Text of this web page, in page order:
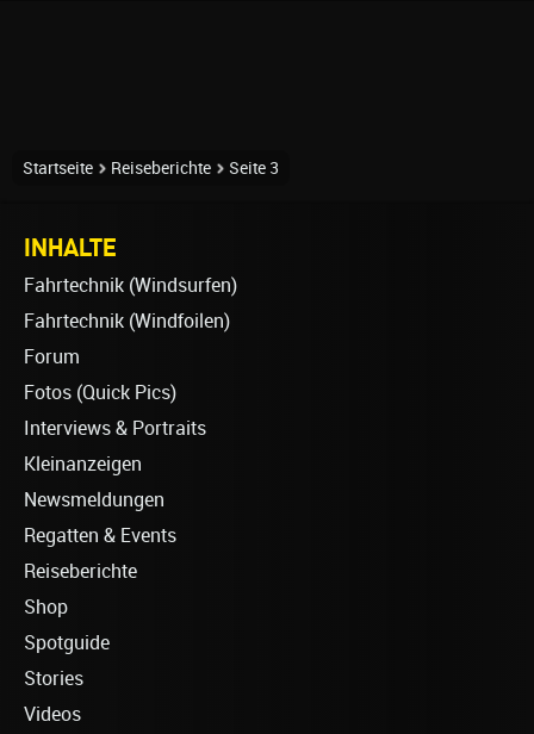
Startseite Reiseberichte Seite 3
INHALTE
Fahrtechnik (Windsurfen)
Fahrtechnik (Windfoilen)
Forum
Fotos (Quick Pics)
Interviews & Portraits
Kleinanzeigen
Newsmeldungen
Regatten & Events
Reiseberichte
Shop
Spotguide
Stories
Videos